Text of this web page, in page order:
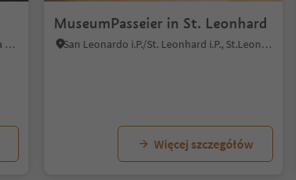
Tramin an der Weinstraße/Termeno sulla Strada del Vino, Alto Adige Wine Road
MuseumPasseier in St. Leonhard
San Leonardo i.P./St. Leonhard i.P., St.Leonhard in Passeier/San Leonardo in Passiria, Meran/Merano and environs
Więcej szczegółów